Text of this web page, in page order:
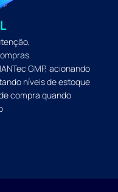
GMP, acionando
níveis de estoque
compra quando